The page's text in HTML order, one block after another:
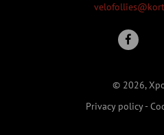
© 2026,
Privacy policy-